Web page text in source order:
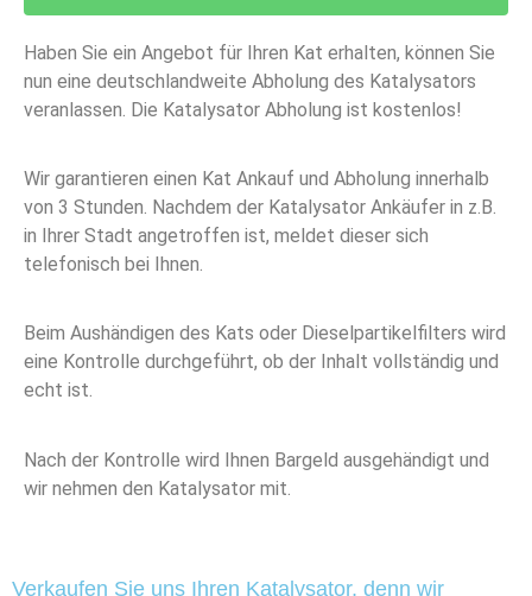
Haben Sie ein Angebot für Ihren Kat erhalten, können Sie
nun eine deutschlandweite Abholung des Katalysators
veranlassen. Die Katalysator Abholung ist kostenlos!
Wir garantieren einen Kat Ankauf und Abholung innerhalb
von 3 Stunden. Nachdem der Katalysator Ankäufer in z.B.
in Ihrer Stadt angetroffen ist, meldet dieser sich
telefonisch bei Ihnen.
Beim Aushändigen des Kats oder Dieselpartikelfilters wird
eine Kontrolle durchgeführt, ob der Inhalt vollständig und
echt ist.
Nach der Kontrolle wird Ihnen Bargeld ausgehändigt und
wir nehmen den Katalysator mit.
Verkaufen Sie uns Ihren Katalysator, denn wir